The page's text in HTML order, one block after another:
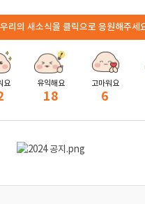
리의 새소식을 클릭으로 응원해주세
요 유익해요
18
고마워요
6